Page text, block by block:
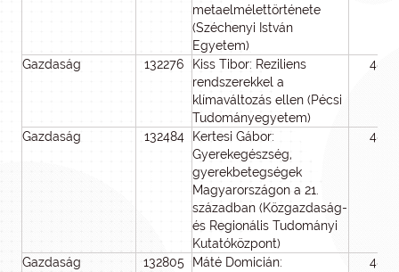
metaelmélettörténete
(Széchenyi István
Egyetem)
Gazdaság 132276
Kiss Tibor: Reziliens
rendszerekkel a
klímaváltozás ellen (Pécsi
Tudományegyetem)
48
Gazdaság 132484
Kertesi Gábor:
Gyerekegészség,
gyerekbetegségek
Magyarországon a 21.
században (Közgazdaság-
és Regionális Tudományi
Kutatóközpont)
48
Gazdaság 132805
Máté Domicián:
48